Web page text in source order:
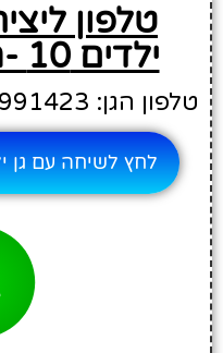
טלפון
ילדים 10 -חניכי הישיבות
טלפון הגן: 02-9991423
לחץ לשיחה עם גן ילדים 10 -חניכי